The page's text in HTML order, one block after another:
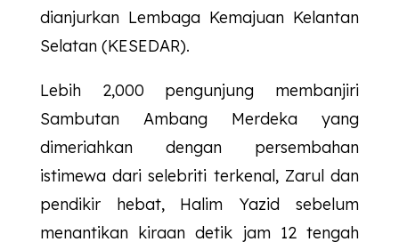
dianjurkan Lembaga Kemajuan Kelantan
Selatan (KESEDAR).
Lebih 2,000 pengunjung membanjiri
Sambutan Ambang Merdeka yang
dimeriahkan dengan persembahan
istimewa dari selebriti terkenal, Zarul dan
pendikir hebat, Halim Yazid sebelum
menantikan kiraan detik jam 12 tengah